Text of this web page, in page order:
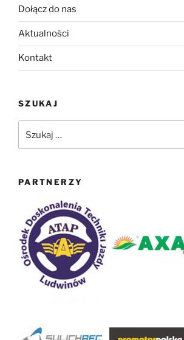
Dołącz do nas
Aktualności
Kontakt
SZUKAJ
PARTNERZY